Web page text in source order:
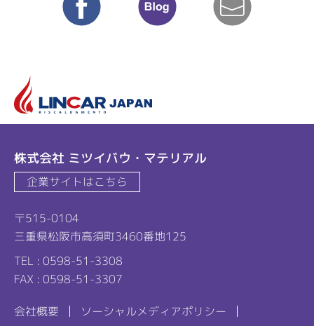
株式会社 ミツイバウ・マテリアル
企業サイトはこちら
〒515-0104
三重県松阪市高須町3460番地125
TEL : 0598-51-3308
FAX : 0598-51-3307
会社概要
ソーシャルメディアポリシー